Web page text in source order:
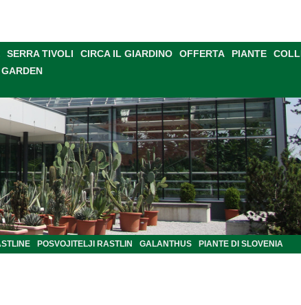
SERRA TIVOLI CIRCA IL GIARDINO OFFERTA PIANTE
POSVOJITELJI RASTLIN GALANTHUS PIANTE DI SLOVENIA